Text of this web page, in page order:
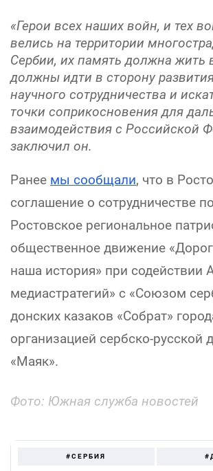
«Герои всех наших войн, и тех
велись на территории
Сербии, их память должна
должны идти в сторону
научного сотрудничества и
точки соприкосновения для
взаимодействия с Российской
заключил он.
Ранее мы сообщали, что в
соглашение о сотрудничестве
Ростовское региональное
общественное движение
наша история» при содействии
медиастратегий» с «Союзом
донских казаков «Собрат»
организацией сербско-русской
«Маяк».
Фото: Южная служба новостей
#СЕРБИЯ